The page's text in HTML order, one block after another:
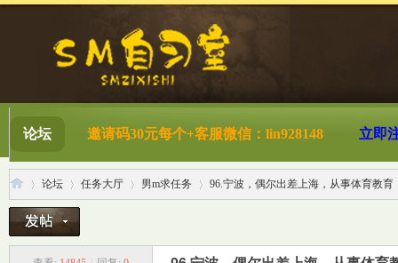
论坛 邀请码30元每个+客服微信：lin928148 立即
论坛
›
任务大厅
›
男m求任务
›
96.宁波，偶尔出差上海，从事体育教育